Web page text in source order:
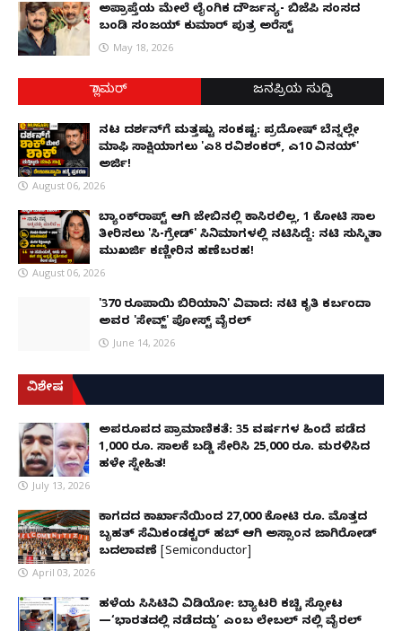
ಅಪ್ರಾಪ್ತೆಯ ಮೇಲೆ ಲೈಂಗಿಕ ದೌರ್ಜನ್ಯ- ಬಿಜೆಪಿ ಸಂಸದ
ಬಂಡಿ ಸಂಜಯ್ ಕುಮಾರ್ ಪುತ್ರ ಅರೆಸ್ಟ್
May 18, 2026
ಗ್ಲಾಮರ್ ಜನಪ್ರಿಯ ಸುದ್ದಿ
ನಟ ದರ್ಶನ್‌ಗೆ ಮತ್ತಷ್ಟು ಸಂಕಷ್ಟ: ಪ್ರದೋಷ್ ಬೆನ್ನಲ್ಲೇ
ಮಾಫಿ ಸಾಕ್ಷಿಯಾಗಲು 'ಎ8 ರವಿಶಂಕರ್, ಎ10 ವಿನಯ್'
ಅರ್ಜಿ!
August 06, 2026
ಬ್ಯಾಂಕ್‌ರಾಪ್ಟ್‌ ಆಗಿ ಜೇಬಿನಲ್ಲಿ ಕಾಸಿರಲಿಲ್ಲ, ₹1 ಕೋಟಿ ಸಾಲ
ತೀರಿಸಲು 'ಸಿ-ಗ್ರೇಡ್' ಸಿನಿಮಾಗಳಲ್ಲಿ ನಟಿಸಿದ್ದೆ: ನಟಿ ಸುಸ್ಮಿತಾ
ಮುಖರ್ಜಿ ಕಣ್ಣೀರಿನ ಹಣೆಬರಹ!
August 06, 2026
'370 ರೂಪಾಯಿ ಬಿರಿಯಾನಿ' ವಿವಾದ: ನಟಿ ಕೃತಿ ಕರ್ಬಂದಾ
ಅವರ 'ಸೇವ್ಜ್' ಪೋಸ್ಟ್ ವೈರಲ್
June 14, 2026
ವಿಶೇಷ
ಅಪರೂಪದ ಪ್ರಾಮಾಣಿಕತೆ: 35 ವರ್ಷಗಳ ಹಿಂದೆ ಪಡೆದ
1,000 ರೂ. ಸಾಲಕ್ಕೆ ಬಡ್ಡಿ ಸೇರಿಸಿ 25,000 ರೂ. ಮರಳಿಸಿದ
ಹಳೇ ಸ್ನೇಹಿತ!
July 13, 2026
ಕಾಗದದ ಕಾರ್ಖಾನೆಯಿಂದ 27,000 ಕೋಟಿ ರೂ. ಮೊತ್ತದ
ಬೃಹತ್ ಸೆಮಿಕಂಡಕ್ಟರ್ ಹಬ್ ಆಗಿ ಅಸ್ಸಾಂನ ಜಾಗಿರೋಡ್
ಬದಲಾವಣೆ [Semiconductor]
April 03, 2026
ಹಳೆಯ ಸಿಸಿಟಿವಿ ವಿಡಿಯೋ: ಬ್ಯಾಟರಿ ಕಚ್ಚಿ ಸ್ಫೋಟ
—‘ಭಾರತದಲ್ಲಿ ನಡೆದದ್ದು’ ಎಂಬ ಲೇಬಲ್ ನಲ್ಲಿ ವೈರಲ್